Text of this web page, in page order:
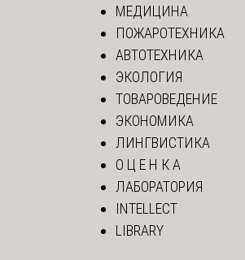
МЕДИЦИНА
ПОЖАРОТЕХНИКА
АВТОТЕХНИКА
ЭКОЛОГИЯ
ТОВАРОВЕДЕНИЕ
ЭКОНОМИКА
ЛИНГВИСТИКА
О Ц Е Н К А
ЛАБОРАТОРИЯ
INTELLECT
LIBRARY